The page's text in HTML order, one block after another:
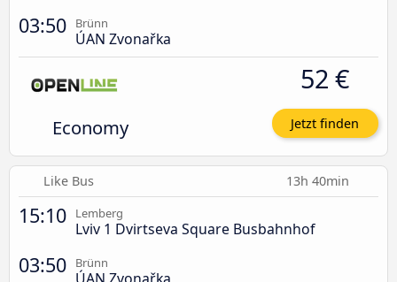
03:50 Brünn
ÚAN Zvonařka
Economy
52 €
Jetzt finden
Like Bus 13h 40min
15:10 Lemberg
Lviv 1 Dvirtseva Square Busbahnhof
03:50 Brünn